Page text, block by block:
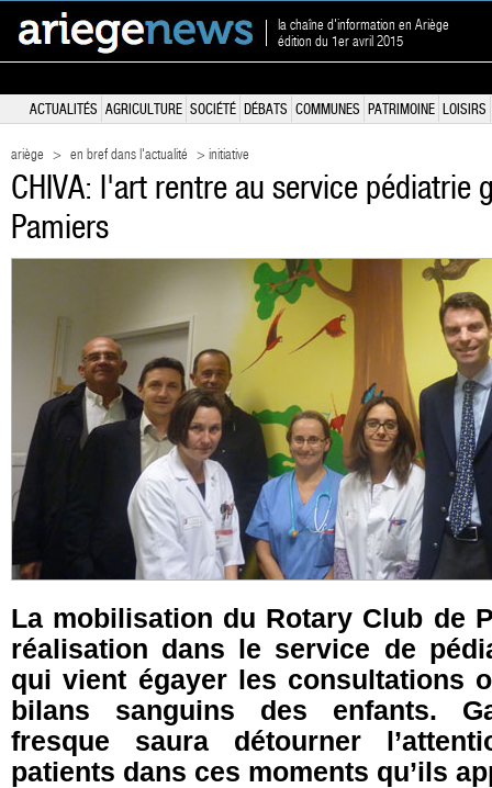
la chaîne d'information en Ariège
édition du 1er avril 2015
ACTUALITÉS AGRICULTURE SOCIÉTÉ DÉBATS COMMUNES PATRIMOINE LOISIRS
ariège > en bref dans l'actualité > initiative
CHIVA: l'art rentre au service pédiatrie
Pamiers
La mobilisation du Rotary Club de
réalisation dans le service de
qui vient égayer les consultations
bilans sanguins des enfants.
fresque saura détourner
patients dans ces moments qu’ils